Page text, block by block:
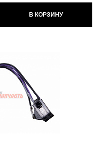
В КОРЗИНУ